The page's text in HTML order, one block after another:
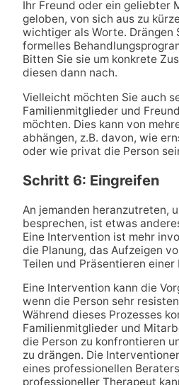
Ihr Freund oder ein geliebter
geloben, von sich aus zu
wichtiger als Worte. Drängen
formelles
Bitten Sie sie um konkrete
diesen dann nach.
Vielleicht möchten Sie auch
Familienmitglieder und
möchten. Dies kann von
abhängen, z.B. davon, wie
oder wie privat die Person
Schritt 6: Eingreifen
An jemanden heranzutreten,
besprechen, ist etwas
Eine Intervention ist mehr
die Planung, das Aufzeigen
Teilen und Präsentieren einer
Eine Intervention kann die
wenn die Person sehr
Während dieses Prozesses
Familienmitglieder und
die Person zu konfrontieren
zu drängen. Die
eines professionellen
professioneller Therapeut